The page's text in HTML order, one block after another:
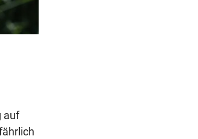
auf